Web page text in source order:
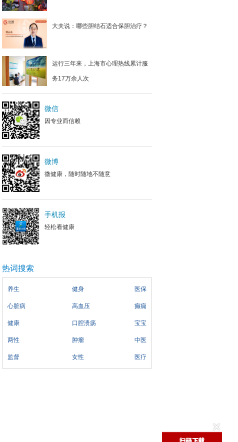
大夫说：哪些胆结石适合保胆治疗？
运行三年来，上海市心理热线累计服
务17万余人次
微信
因专业而信赖
微博
微健康，随时随地不随意
手机报
轻松看健康
热词搜索
养生 健身 医保
心脏病 高血压 癫痫
健康 口腔溃疡 宝宝
两性 肿瘤 中医
监督 女性 医疗